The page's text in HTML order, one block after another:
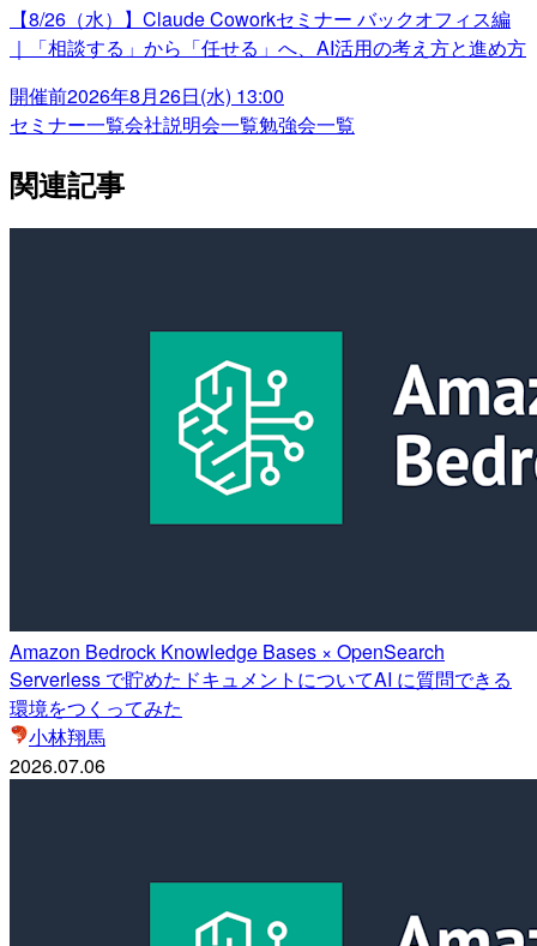
【8/26（水）】Claude Coworkセミナー バックオフィス編
｜「相談する」から「任せる」へ、AI活用の考え方と進め方
開催前2026年8月26日(水) 13:00
セミナー一覧会社説明会一覧勉強会一覧
関連記事
Amazon Bedrock Knowledge Bases × OpenSearch
Serverless で貯めたドキュメントについてAI に質問できる
環境をつくってみた
小林翔馬
2026.07.06